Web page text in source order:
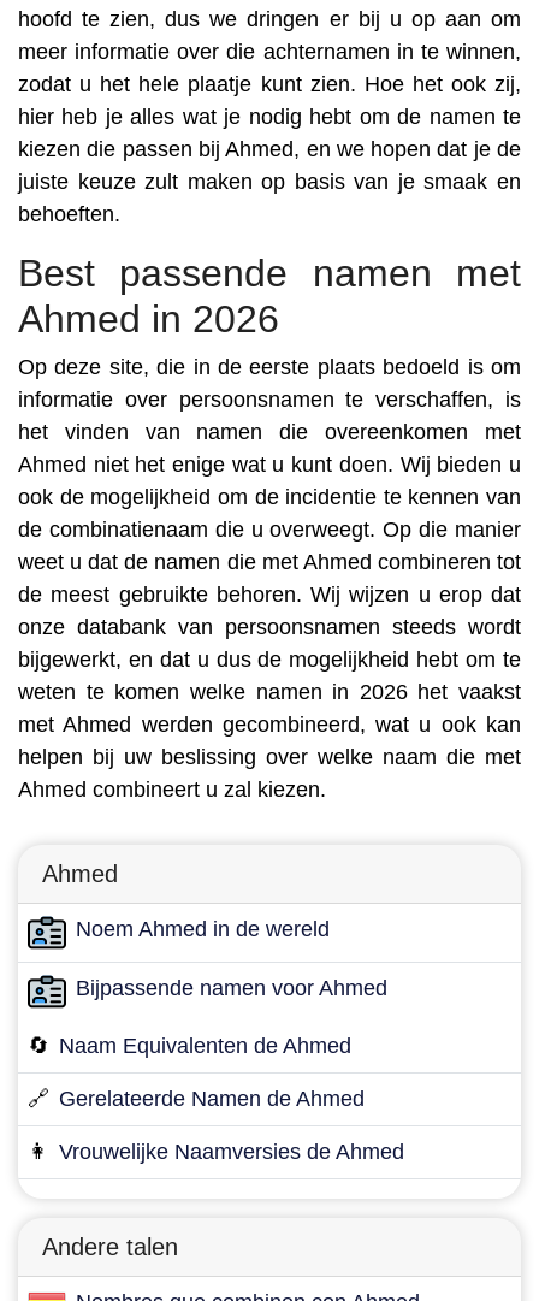
hoofd te zien, dus we dringen er bij u op aan om
meer informatie over die achternamen in te winnen,
zodat u het hele plaatje kunt zien. Hoe het ook zij,
hier heb je alles wat je nodig hebt om de namen te
kiezen die passen bij Ahmed, en we hopen dat je de
juiste keuze zult maken op basis van je smaak en
behoeften.
Best passende namen met
Ahmed in 2026
Op deze site, die in de eerste plaats bedoeld is om
informatie over persoonsnamen te verschaffen, is
het vinden van namen die overeenkomen met
Ahmed niet het enige wat u kunt doen. Wij bieden u
ook de mogelijkheid om de incidentie te kennen van
de combinatienaam die u overweegt. Op die manier
weet u dat de namen die met Ahmed combineren tot
de meest gebruikte behoren. Wij wijzen u erop dat
onze databank van persoonsnamen steeds wordt
bijgewerkt, en dat u dus de mogelijkheid hebt om te
weten te komen welke namen in 2026 het vaakst
met Ahmed werden gecombineerd, wat u ook kan
helpen bij uw beslissing over welke naam die met
Ahmed combineert u zal kiezen.
Ahmed
Noem Ahmed in de wereld
Bijpassende namen voor Ahmed
🔄 Naam Equivalenten de Ahmed
🔗 Gerelateerde Namen de Ahmed
👩 Vrouwelijke Naamversies de Ahmed
Andere talen